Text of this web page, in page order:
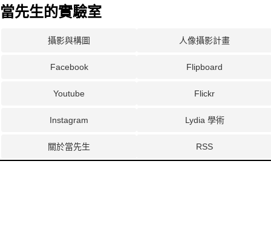
當先生的實驗室
攝影與構圖 人像攝影計畫
Facebook Flipboard
Youtube Flickr
Instagram Lydia 學術
關於當先生 RSS